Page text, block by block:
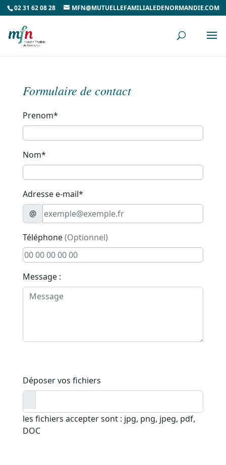
02 31 62 08 28 MFN@MUTUELLEFAMILIALEDENORMANDIE.COM
Formulaire de contact
Prenom*
Nom*
Adresse e-mail*
@
Téléphone(Optionnel)
Message :
Déposer vos fichiers
les fichiers accepter sont : jpg, png, jpeg, pdf,
DOC